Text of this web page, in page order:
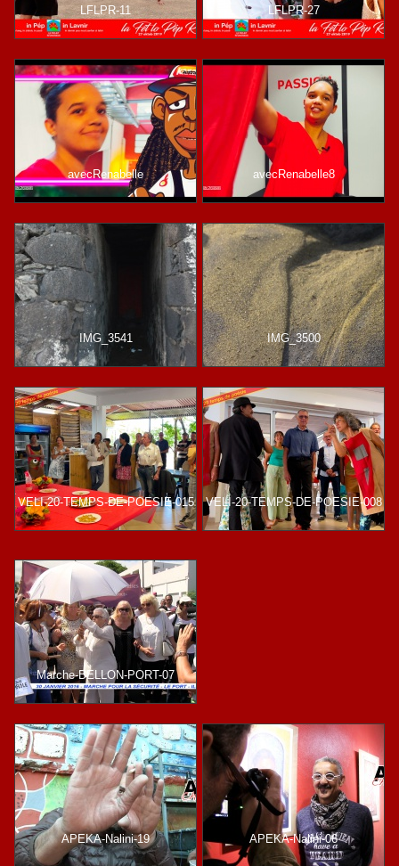
LFLPR-11 LFLPR-27
avecRenabelle avecRenabelle8
IMG_3541 IMG_3500
VELI-20-TEMPS-DE-POESIE-015 VELI-20-TEMPS-DE-POESIE-008
Marche-BELLON-PORT-07
APEKA-Nalini-19 APEKA-Nalini-06